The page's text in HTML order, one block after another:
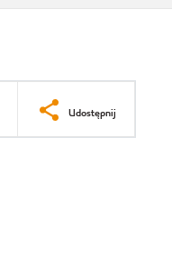
Udostępnij